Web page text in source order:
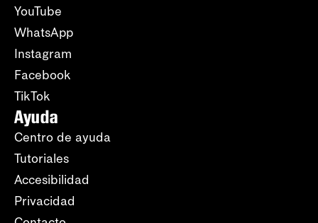
YouTube
WhatsApp
Instagram
Facebook
TikTok
Ayuda
Centro de ayuda
Tutoriales
Accesibilidad
Privacidad